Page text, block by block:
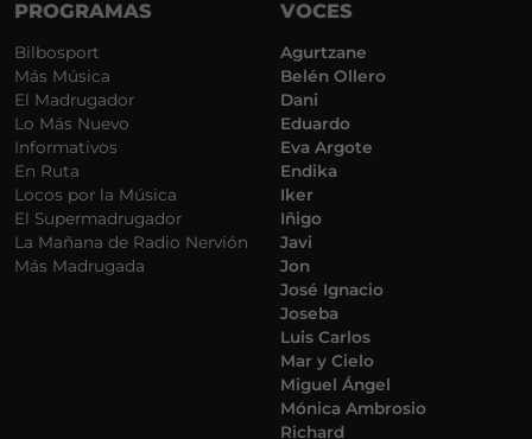
PROGRAMAS
Bilbosport
Más Música
El Madrugador
Lo Más Nuevo
Informativos
En Ruta
Locos por la Música
El Supermadrugador
La Mañana de Radio Nervión
Más Madrugada
VOCES
Agurtzane
Belén Ollero
Dani
Eduardo
Eva Argote
Endika
Iker
Iñigo
Javi
Jon
José Ignacio
Joseba
Luis Carlos
Mar y Cielo
Miguel Ángel
Mónica Ambrosio
Richard